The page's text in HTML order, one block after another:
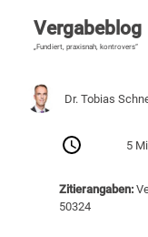
Vergabeblog
„Fundiert, praxisnah, kontrovers“
Dr. Tobias
5
Zitierangaben:
50324